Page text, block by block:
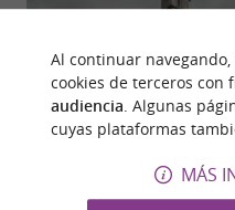
Al continuar
cookies de terceros con
audiencia . Algunas
cuyas plataformas
MÁS